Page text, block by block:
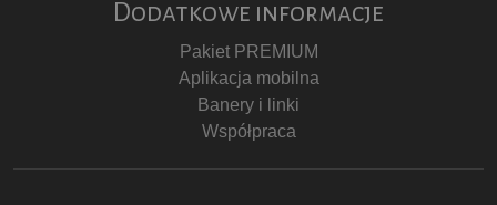
Dodatkowe informacje
Pakiet PREMIUM
Aplikacja mobilna
Banery i linki
Współpraca